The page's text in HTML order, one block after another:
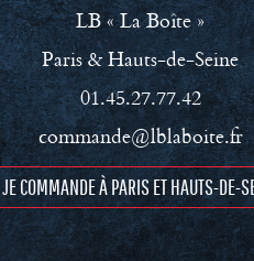
LB « La Boîte »
Paris & Hauts-de-Seine
01.45.27.77.42
commande@lblaboite.fr
JE COMMANDE À PARIS ET HAUTS-DE-